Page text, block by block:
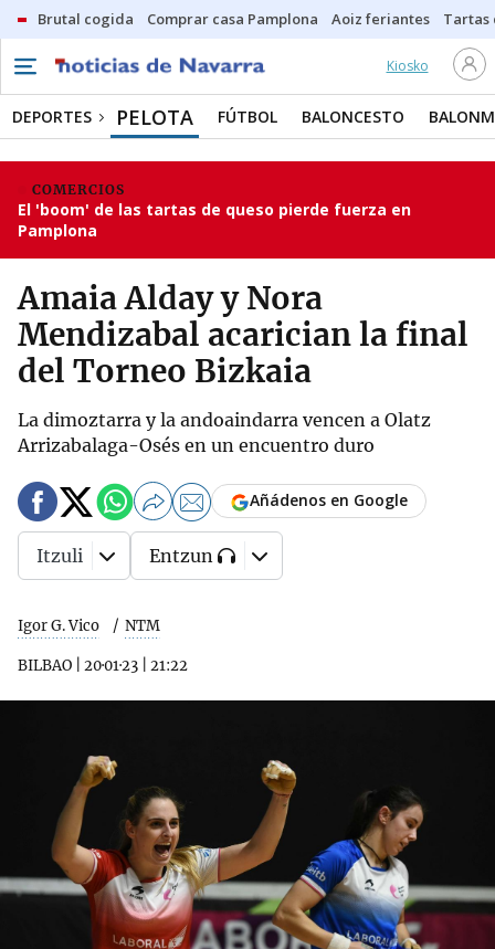
Brutal cogida Comprar casa Pamplona Aoiz feriantes Tartas
Kiosko
DEPORTES PELOTA FÚTBOL BALONCESTO
COMERCIOS
El 'boom' de las tartas de queso pierde fuerza en
Pamplona
Amaia Alday y Nora
Mendizabal acarician la final
del Torneo Bizkaia
La dimoztarra y la andoaindarra vencen a Olatz
Arrizabalaga-Osés en un encuentro duro
Igor G. Vico NTM
BILBAO 20·01·23 21:22
Añádenos en Google
Itzuli Entzun